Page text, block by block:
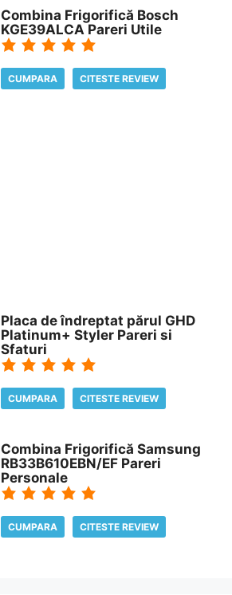
Combina Frigorifică Bosch
KGE39ALCA Pareri Utile
CUMPARA CITESTE REVIEW
Placa de îndreptat părul GHD
Platinum+ Styler Pareri si
Sfaturi
CUMPARA CITESTE REVIEW
Combina Frigorifică Samsung
RB33B610EBN/EF Pareri
Personale
CUMPARA CITESTE REVIEW